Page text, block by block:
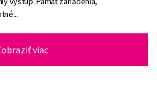
viac